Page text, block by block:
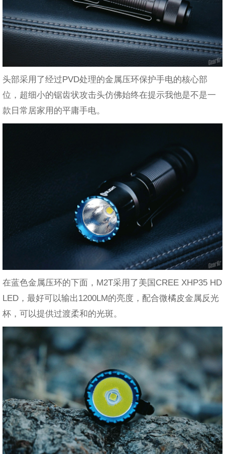
头部采用了经过PVD处理的金属压环保护手电的核心部
位，超细小的锯齿状攻击头仿佛始终在提示我他是不是一
款日常居家用的平庸手电。
在蓝色金属压环的下面，M2T采用了美国CREE XHP35 HD
LED，最好可以输出1200LM的亮度，配合微橘皮金属反光
杯，可以提供过渡柔和的光斑。